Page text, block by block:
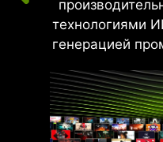
технологиями
генерацией